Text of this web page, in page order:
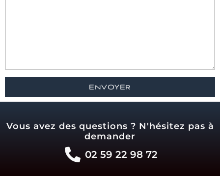
Vous avez des questions ? N'hésitez pas à
demander
02 59 22 98 72